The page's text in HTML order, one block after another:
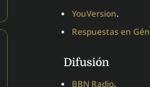
YouVersion.
Respuestas en
Difusión
BBN Radio.